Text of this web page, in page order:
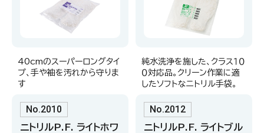
40cmのスーパーロングタイ
プ、手や袖を汚れから守りま
す
純水洗浄を施した、クラス１０
０対応品。クリーン作業に適
したソフトなニトリル手袋。
No.2010
ニトリルP.F. ライトホワ
No.2012
ニトリルP.F. ライトブル